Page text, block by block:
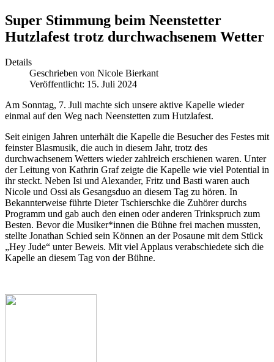
Super Stimmung beim Neenstetter
Hutzlafest trotz durchwachsenem Wetter
Details
Geschrieben von Nicole Bierkant
Veröffentlicht: 15. Juli 2024
Am Sonntag, 7. Juli machte sich unsere aktive Kapelle wieder
einmal auf den Weg nach Neenstetten zum Hutzlafest.
Seit einigen Jahren unterhält die Kapelle die Besucher des Festes mit
feinster Blasmusik, die auch in diesem Jahr, trotz des
durchwachsenem Wetters wieder zahlreich erschienen waren. Unter
der Leitung von Kathrin Graf zeigte die Kapelle wie viel Potential in
ihr steckt. Neben Isi und Alexander, Fritz und Basti waren auch
Nicole und Ossi als Gesangsduo an diesem Tag zu hören. In
Bekannterweise führte Dieter Tschierschke die Zuhörer durchs
Programm und gab auch den einen oder anderen Trinkspruch zum
Besten. Bevor die Musiker*innen die Bühne frei machen mussten,
stellte Jonathan Schied sein Können an der Posaune mit dem Stück
„Hey Jude“ unter Beweis. Mit viel Applaus verabschiedete sich die
Kapelle an diesem Tag von der Bühne.